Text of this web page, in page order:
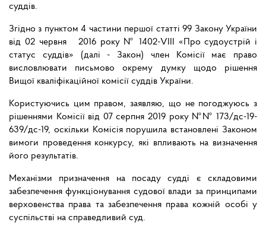
суддів.
Згідно з пунктом 4 частини першої статті 99 Закону України
від 02 червня 2016 року № 1402-VIII «Про судоустрій і
статус суддів» (далі - Закон) член Комісії має право
висловлювати письмово окрему думку щодо рішення
Вищої кваліфікаційної комісії суддів України.
Користуючись цим правом, заявляю, що не погоджуюсь з
рішеннями Комісії від 07 серпня 2019 року №№ 173/дс-19-
639/дс-19, оскільки Комісія порушила встановлені Законом
вимоги проведення конкурсу, які впливають на визначення
його результатів.
Механізми призначення на посаду судді є складовими
забезпечення функціонування судової влади за принципами
верховенства права та забезпечення права кожній особі у
суспільстві на справедливий суд.